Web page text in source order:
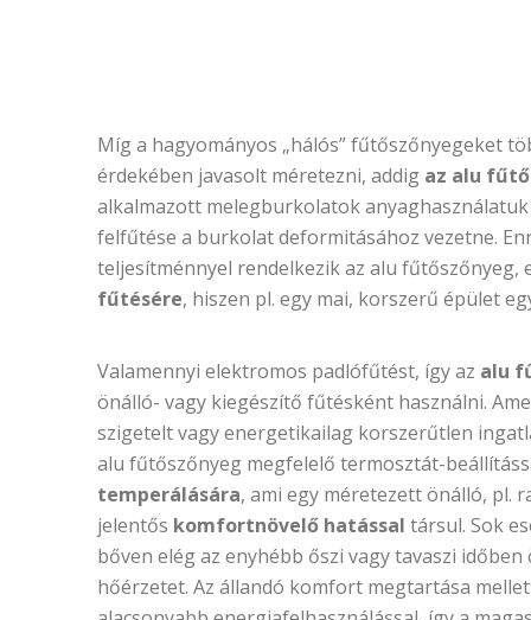
Míg a hagyományos „hálós” fűtőszőnyegeket
érdekében javasolt méretezni, addig az alu
alkalmazott melegburkolatok
felfűtése a burkolat deformitásához vezetne.
teljesítménnyel rendelkezik az alu fűtőszőnyeg,
fűtésére, hiszen pl. egy mai, korszerű épület
Valamennyi elektromos padlófűtést, így az alu
önálló- vagy kiegészítő fűtésként használni.
szigetelt vagy energetikailag korszerűtlen
alu fűtőszőnyeg megfelelő termosztát-
temperálására, ami egy méretezett önálló, pl.
jelentős komfortnövelő hatással társul. Sok
bőven elég az enyhébb őszi vagy tavaszi
hőérzetet. Az állandó komfort megtartása